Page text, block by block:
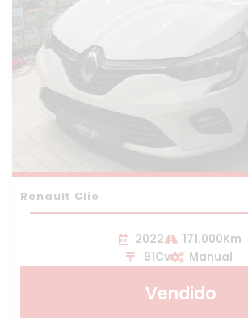
Renault Clio
2022
171.000Km
91Cv
Manual
Vendido